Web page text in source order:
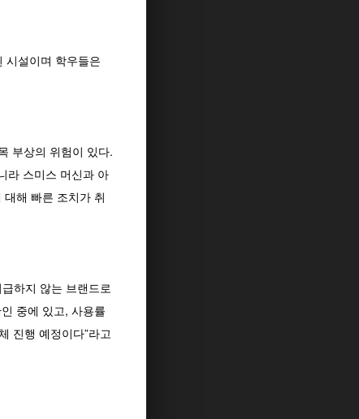
시설이며 학우들은
부상의 위험이 있다.
라 스미스 머신과 아
해 빠른 조치가 취
하지 않는 브랜드로
중에 있고, 사용률
진행 예정이다”라고